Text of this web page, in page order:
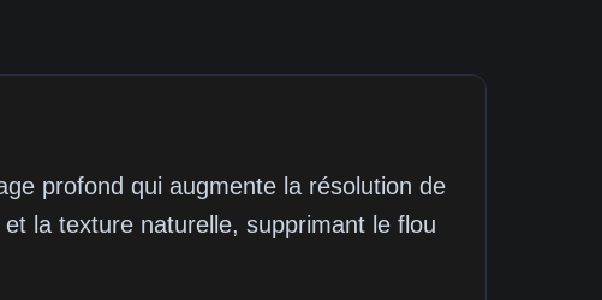
profond qui augmente la résolution de
la texture naturelle, supprimant le flou